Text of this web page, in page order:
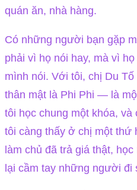
quán ăn, nhà hàng.
Có những người bạn gặp
phải vì họ nói hay, mà vì
mình nói. Với tôi, chị Du
thân mật là Phi Phi — là
tôi học chung một khóa, và
tôi càng thấy ở chị một
làm chủ đã trả giá thật,
lại cầm tay những người đi